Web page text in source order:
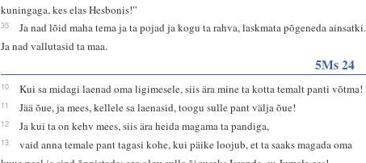
kuningaga, kes elas Hesbonis!”
35
Ja nad lõid maha tema ja ta pojad ja kogu ta rahva, laskmata põgeneda ainsatki.
Ja nad vallutasid ta maa.
5Ms 24
10 Kui sa midagi laenad oma ligimesele, siis ära mine ta kotta temalt panti võtma!
11 Jää õue, ja mees, kellele sa laenasid, toogu sulle pant välja õue!
12 Ja kui ta on kehv mees, siis ära heida magama ta pandiga,
13
vaid anna temale pant tagasi kohe, kui päike loojub, et ta saaks magada oma